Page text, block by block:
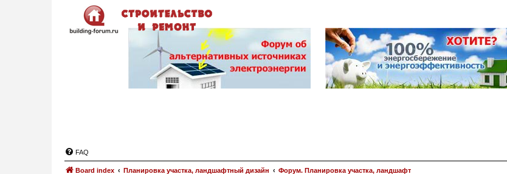
FAQ
Board index Планировка участка, ландшафтный дизайн Форум. Планировка участка, ландшафт